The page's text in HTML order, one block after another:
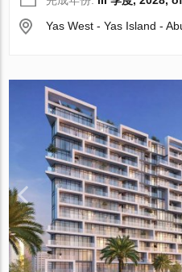
Yas West - Yas Island -